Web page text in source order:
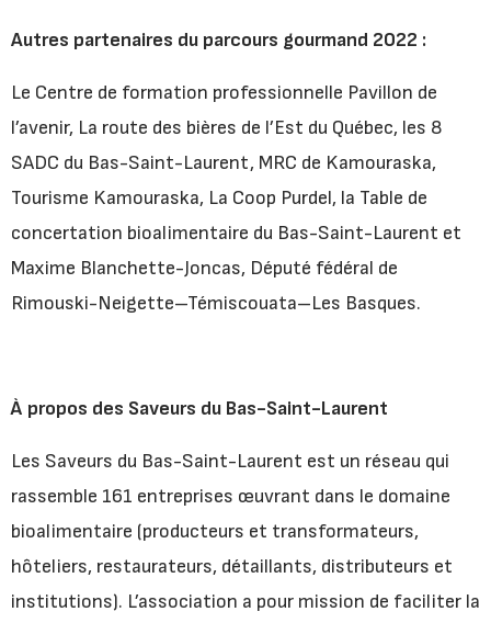
Autres partenaires du parcours gourmand 2022 :
Le Centre de formation professionnelle Pavillon de
l’avenir, La route des bières de l’Est du Québec, les 8
SADC du Bas-Saint-Laurent, MRC de Kamouraska,
Tourisme Kamouraska, La Coop Purdel, la Table de
concertation bioalimentaire du Bas-Saint-Laurent et
Maxime Blanchette-Joncas, Député fédéral de
Rimouski-Neigette–Témiscouata–Les Basques.
À propos des Saveurs du Bas-Saint-Laurent
Les Saveurs du Bas-Saint-Laurent est un réseau qui
rassemble 161 entreprises œuvrant dans le domaine
bioalimentaire (producteurs et transformateurs,
hôteliers, restaurateurs, détaillants, distributeurs et
institutions). L’association a pour mission de faciliter la